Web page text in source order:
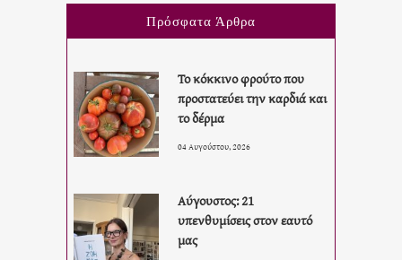
Πρόσφατα Άρθρα
Το κόκκινο φρούτο που
προστατεύει την καρδιά και
το δέρμα
04 Αυγούστου, 2026
Αύγουστος: 21
υπενθυμίσεις στον εαυτό
μας